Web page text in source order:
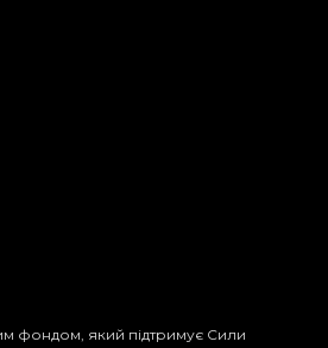
фондом, який підтримує Сили